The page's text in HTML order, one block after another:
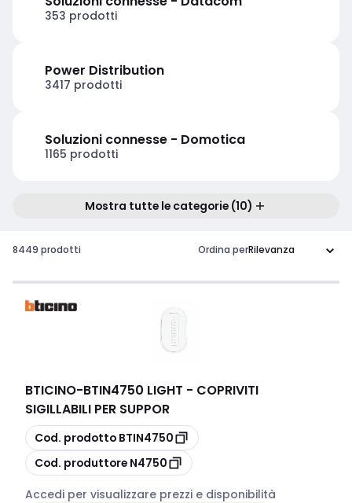
353 prodotti
Power Distribution
3417 prodotti
Soluzioni connesse - Domotica
1165 prodotti
Mostra tutte le categorie (10)
8449 prodotti Ordina per
BTICINO-BTIN4750 LIGHT - COPRIVITI
SIGILLABILI PER SUPPOR
copia
Cod. prodotto BTIN4750
copia
Cod. produttore N4750
Accedi per visualizzare prezzi e disponibilità